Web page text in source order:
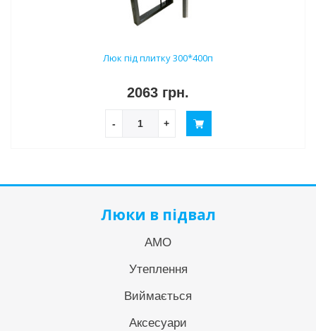
Люк під плитку 300*400п
2063 грн.
- +
Люки в підвал
АМО
Утеплення
Виймається
Аксесуари